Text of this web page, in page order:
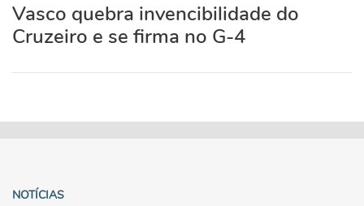
Vasco quebra invencibilidade do
Cruzeiro e se firma no G-4
NOTÍCIAS